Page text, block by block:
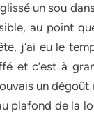
un sou
au point
j’ai eu le
et c’est à
un
plafond de la